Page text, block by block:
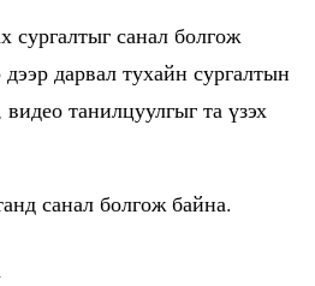
сургалтыг санал болгож
дарвал тухайн сургалтын
танилцуулгыг та үзэх
санал болгож байна.